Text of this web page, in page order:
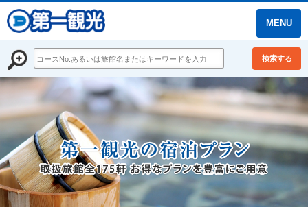
MENU
検索する